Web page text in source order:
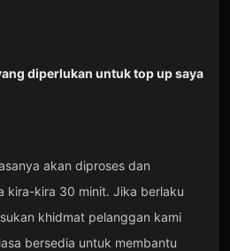
diperlukan untuk top up saya
akan diproses dan
kira-kira 30 minit. Jika berlaku
khidmat pelanggan kami
bersedia untuk membantu